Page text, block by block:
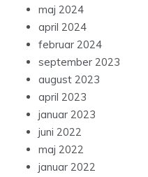
maj 2024
april 2024
februar 2024
september 2023
august 2023
april 2023
januar 2023
juni 2022
maj 2022
januar 2022